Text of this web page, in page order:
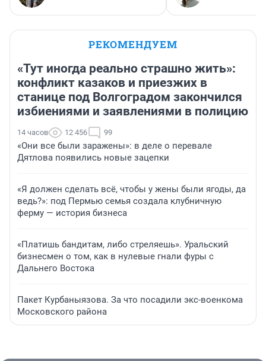
РЕКОМЕНДУЕМ
«Тут иногда реально страшно жить»:
конфликт казаков и приезжих в
станице под Волгоградом закончился
избиениями и заявлениями в полицию
14 часов 12 456 99
«Они все были заражены»: в деле о перевале
Дятлова появились новые зацепки
«Я должен сделать всё, чтобы у жены были ягоды, да
ведь?»: под Пермью семья создала клубничную
ферму — история бизнеса
«Платишь бандитам, либо стреляешь». Уральский
бизнесмен о том, как в нулевые гнали фуры с
Дальнего Востока
Пакет Курбаныязова. За что посадили экс-военкома
Московского района